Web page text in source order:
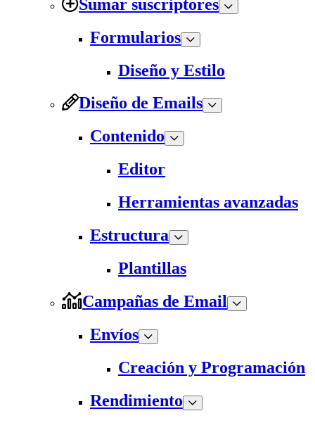
Sumar suscriptores
Formularios
Diseño y Estilo
Diseño de Emails
Contenido
Editor
Herramientas avanzadas
Estructura
Plantillas
Campañas de Email
Envíos
Creación y Programación
Rendimiento